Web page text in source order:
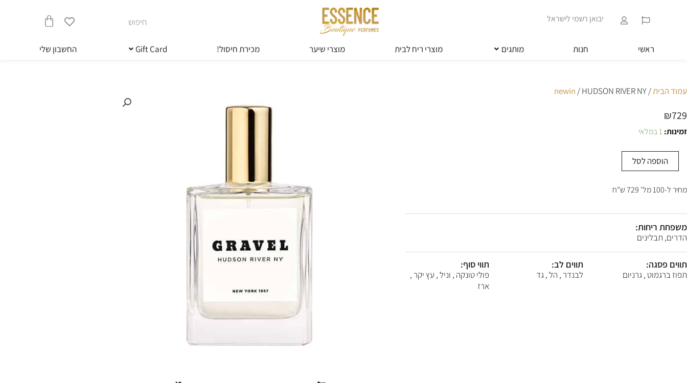
הַמְּסַיַּעַת
לִנְגִישׁוּת
לְחַץ
Control-
F11
לְעִוְורִים
בְּתוֹכְנַת
F10
לִפְתִיחַת
תַּפְרִיט
נְגִישׁוּת.
יבואן רשמי לישראל חיפוש
עגלת
קניות
ראשי חנות מותגים מוצרי ריח לבית מוצרי שיער מכירת חיסול! Gift Card החשבון שלי
עמוד הבית/
newin / HUDSON RIVER NY
₪729
זמינות:1 במלאי
כמות
HUDSONהוספה לסל
מחיר ל-100 מל' 729 ש"ח
משפחת ריחות:
הדרים, תבלינים
תווים פסגה:
תפוז ברגמוט , גרניום
תווים לב:
לבנדר , הל , גד
תווי סוף:
פולי טונקה , וניל , עץ יקר ,
ארז